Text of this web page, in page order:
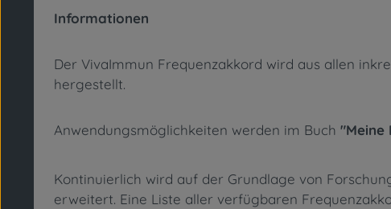
Informationen
Der VivaImmun Frequenzakkord wird aus allen
hergestellt.
Anwendungsmöglichkeiten werden im Buch "Meine
Kontinuierlich wird auf der Grundlage von
erweitert. Eine Liste aller verfügbaren